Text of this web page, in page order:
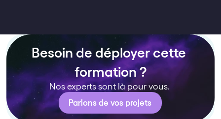
Besoin de déployer cette
formation ?
Nos experts sont là pour vous.
Parlons de vos projets